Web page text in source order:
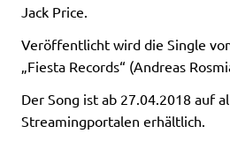
Jack Price.
Veröffentlicht wird die Single
„Fiesta Records“ (Andreas
Der Song ist ab 27.04.2018 auf
Streamingportalen erhältlich.